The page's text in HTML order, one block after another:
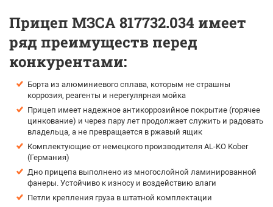
Прицеп МЗСА 817732.034 имеет
ряд преимуществ перед
конкурентами:
Борта из алюминиевого сплава, которым не страшны
коррозия, реагенты и нерегулярная мойка
Прицеп имеет надежное антикоррозийное покрытие (горячее
цинкование) и через пару лет продолжает служить и радовать
владельца, а не превращается в ржавый ящик
Комплектующие от немецкого производителя AL-KO Kober
(Германия)
Дно прицепа выполнено из многослойной ламинированной
фанеры. Устойчиво к износу и воздействию влаги
Петли крепления груза в штатной комплектации